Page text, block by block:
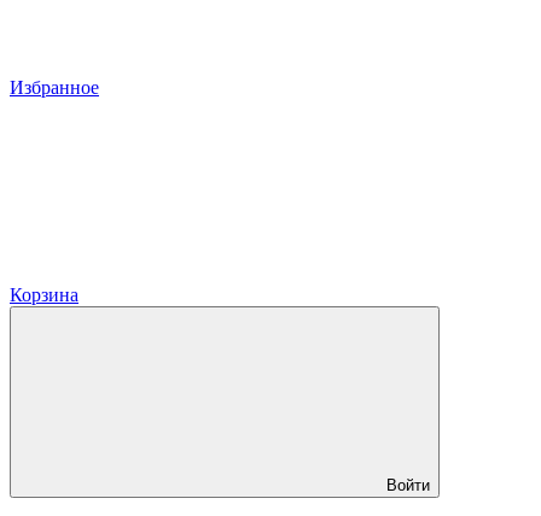
Избранное
Корзина
Войти